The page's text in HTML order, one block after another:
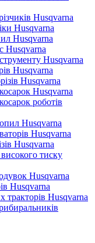
Husqvarna
Husqvarna
Husqvarna
Husqvarna
Husqvarna
Husqvarna
Husqvarna
Husqvarna
роботів
Husqvarna
Husqvarna
Husqvarna
тиску
Husqvarna
Husqvarna
тракторів Husqvarna